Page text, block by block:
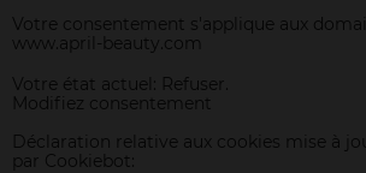
Votre consentement s'applique aux
www.april-beauty.com
Votre état ​​actuel: Refuser.
Modifiez consentement
Déclaration relative aux cookies mise à
par Cookiebot: